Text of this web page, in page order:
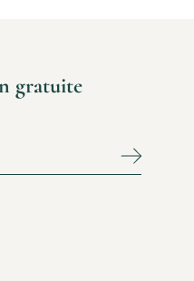
gratuite